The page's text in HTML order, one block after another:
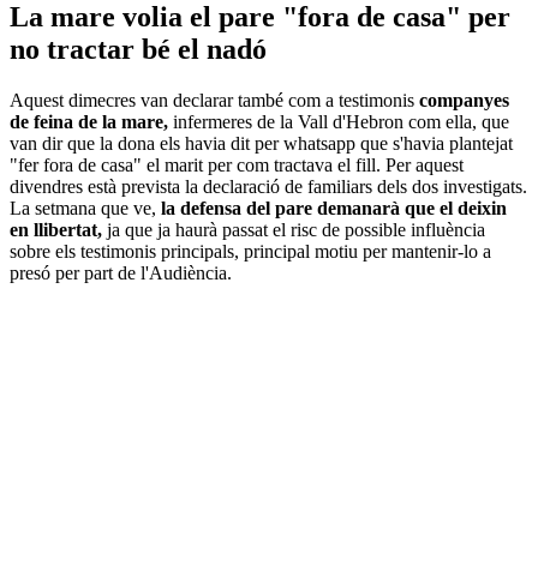
La mare volia el pare "fora de casa" per
no tractar bé el nadó
Aquest dimecres van declarar també com a testimonis companyes
de feina de la mare, infermeres de la Vall d'Hebron com ella, que
van dir que la dona els havia dit per whatsapp que s'havia plantejat
"fer fora de casa" el marit per com tractava el fill. Per aquest
divendres està prevista la declaració de familiars dels dos investigats.
La setmana que ve, la defensa del pare demanarà que el deixin
en llibertat, ja que ja haurà passat el risc de possible influència
sobre els testimonis principals, principal motiu per mantenir-lo a
presó per part de l'Audiència.